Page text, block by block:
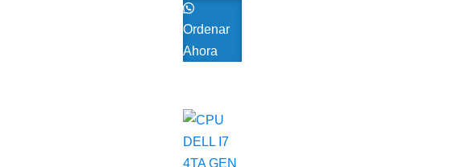
PUNTA
GRUEASA
Ordenar
Ahora